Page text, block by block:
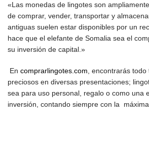
«Las monedas de lingotes son
de comprar, vender, transportar y
antiguas suelen estar disponibles por un
hace que el elefante de Somalia sea el
su inversión de capital.»
En comprarlingotes.com, encontrarás todo
preciosos en diversas presentaciones;
sea para uso personal, regalo o como una
inversión, contando siempre con la